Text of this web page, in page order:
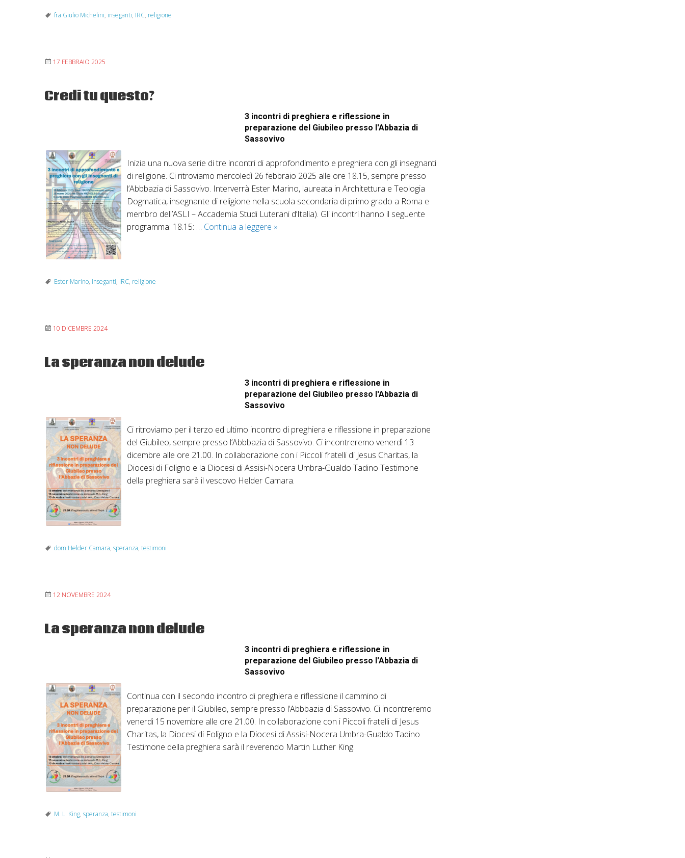
fra Giulio Michelini, inseganti, IRC, religione
17 FEBBRAIO 2025
Credi tu questo?
3 incontri di preghiera e riflessione in
preparazione del Giubileo presso l'Abbazia di
Sassovivo
Inizia una nuova serie di tre incontri di approfondimento e preghiera con gli insegnanti
di religione. Ci ritroviamo mercoledì 26 febbraio 2025 alle ore 18.15, sempre presso
l’Abbbazia di Sassovivo. Interverrà Ester Marino, laureata in Architettura e Teologia
Dogmatica, insegnante di religione nella scuola secondaria di primo grado a Roma e
membro dell’ASLI – Accademia Studi Luterani d’Italia). Gli incontri hanno il seguente
programma: 18.15: … Continua a leggere Credi
»
Ester Marino, inseganti, IRC, religione
10 DICEMBRE 2024
La speranza non delude
3 incontri di preghiera e riflessione in
preparazione del Giubileo presso l'Abbazia di
Sassovivo
Ci ritroviamo per il terzo ed ultimo incontro di preghiera e riflessione in preparazione
del Giubileo, sempre presso l’Abbbazia di Sassovivo. Ci incontreremo venerdì 13
dicembre alle ore 21.00. In collaborazione con i Piccoli fratelli di Jesus Charitas, la
Diocesi di Foligno e la Diocesi di Assisi-Nocera Umbra-Gualdo Tadino Testimone
della preghiera sarà il vescovo Helder Camara.
dom Helder Camara, speranza, testimoni
12 NOVEMBRE 2024
La speranza non delude
3 incontri di preghiera e riflessione in
preparazione del Giubileo presso l'Abbazia di
Sassovivo
Continua con il secondo incontro di preghiera e riflessione il cammino di
preparazione per il Giubileo, sempre presso l’Abbbazia di Sassovivo. Ci incontreremo
venerdì 15 novembre alle ore 21.00. In collaborazione con i Piccoli fratelli di Jesus
Charitas, la Diocesi di Foligno e la Diocesi di Assisi-Nocera Umbra-Gualdo Tadino
Testimone della preghiera sarà il reverendo Martin Luther King.
M. L. King, speranza, testimoni